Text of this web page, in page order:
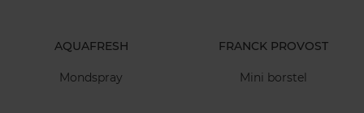
AQUAFRESH
Mondspray
FRANCK PROVOST
Mini borstel